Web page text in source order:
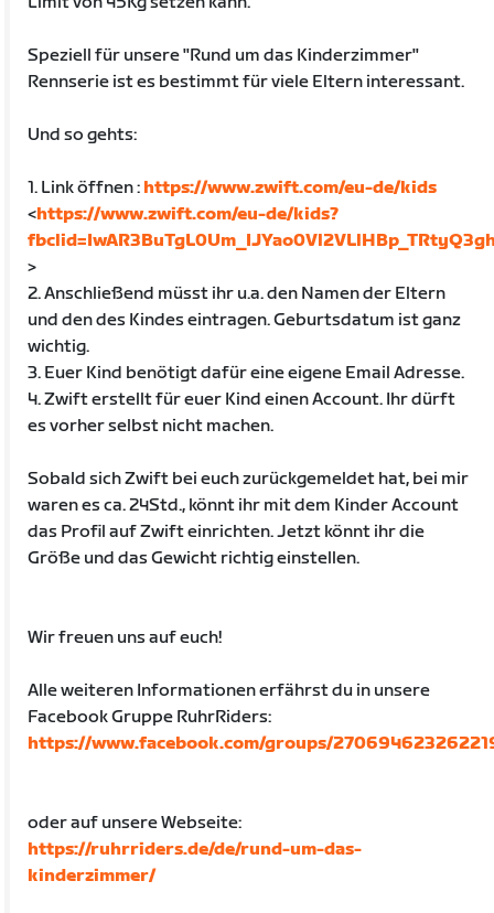
Speziell für unsere "Rund um das Kinderzimmer"
Rennserie ist es bestimmt für viele Eltern interessant.
Und so gehts:
1. Link öffnen : https://www.zwift.com/eu-de/kids
<https://www.zwift.com/eu-de/kids?
>
2. Anschließend müsst ihr u.a. den Namen der Eltern
und den des Kindes eintragen. Geburtsdatum ist ganz
wichtig.
3. Euer Kind benötigt dafür eine eigene Email Adresse.
4. Zwift erstellt für euer Kind einen Account. Ihr dürft
es vorher selbst nicht machen.
Sobald sich Zwift bei euch zurückgemeldet hat, bei mir
waren es ca. 24Std., könnt ihr mit dem Kinder Account
das Profil auf Zwift einrichten. Jetzt könnt ihr die
Größe und das Gewicht richtig einstellen.
Wir freuen uns auf euch!
Alle weiteren Informationen erfährst du in unsere
Facebook Gruppe RuhrRiders:
https://www.facebook.com/groups/
oder auf unsere Webseite:
https://ruhrriders.de/de/rund-um-das-
kinderzimmer/